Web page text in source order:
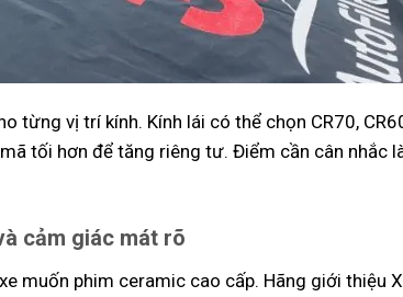
từng vị trí kính. Kính lái có thể chọn CR70,
tối hơn để tăng riêng tư. Điểm cần cân nhắc
cảm giác mát rõ
muốn phim ceramic cao cấp. Hãng giới thiệu